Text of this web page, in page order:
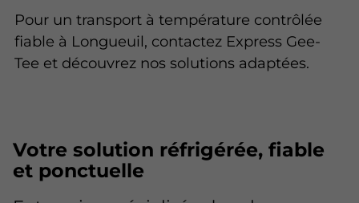
Pour un transport à température contrôlée
fiable à Longueuil, contactez Express Gee-
Tee et découvrez nos solutions adaptées.
Votre solution réfrigérée, fiable
et ponctuelle